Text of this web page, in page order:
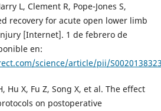
L, Clement R, Pope-Jones S,
recovery for acute open lower limb
[Internet]. 1 de febrero de
en:
science/article/pii/
Hu X, Fu Z, Song X, et al. The effect
on postoperative